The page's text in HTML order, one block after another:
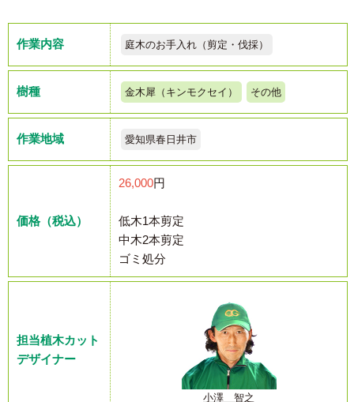
作業内容 庭木のお手入れ（剪定・伐採）
樹種 金木犀（キンモクセイ） その他
作業地域 愛知県春日井市
価格（税込）
26,000円
低木1本剪定
中木2本剪定
ゴミ処分
担当植木カット
デザイナー
小澤 智之